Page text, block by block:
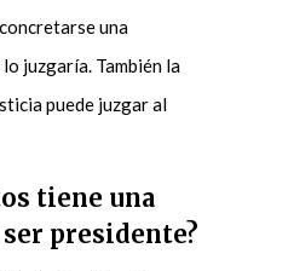
una
juzgaría. También la
puede juzgar al
tiene una
presidente?